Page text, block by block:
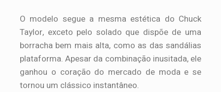
O modelo segue a mesma estética do Chuck
Taylor, exceto pelo solado que dispõe de uma
borracha bem mais alta, como as das sandálias
plataforma. Apesar da combinação inusitada, ele
ganhou o coração do mercado de moda e se
tornou um clássico instantâneo.